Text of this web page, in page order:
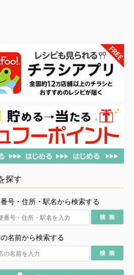
探す
号・住所・駅名から検索する
名前から検索する